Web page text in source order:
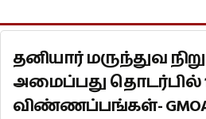
தனியார் மருந்துவ
அமைப்பது தொடர்பில்
விண்ணப்பங்கள்-